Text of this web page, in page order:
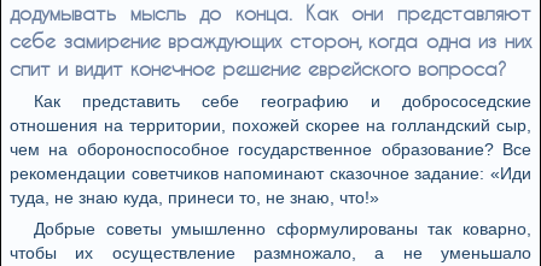
додумывать мысль до конца. Как они представляют
себе замирение враждующих сторон, когда одна из них
спит и видит конечное решение еврейского вопроса?
Как представить себе географию и добрососедские
отношения на территории, похожей скорее на голландский сыр,
чем на обороноспособное государственное образование? Все
рекомендации советчиков напоминают сказочное задание: «Иди
туда, не знаю куда, принеси то, не знаю, что!»
Добрые советы умышленно сформулированы так коварно,
чтобы их осуществление размножало, а не уменьшало